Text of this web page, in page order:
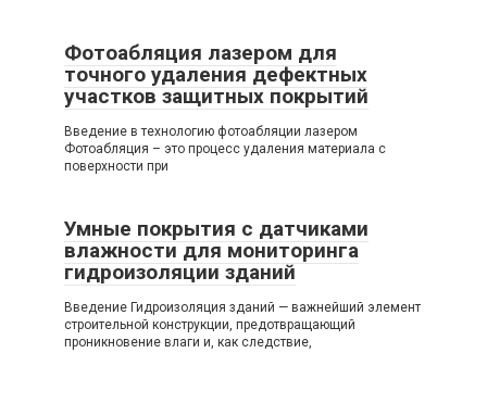
Фотоабляция лазером для
точного удаления дефектных
участков защитных покрытий
Введение в технологию фотоабляции лазером
Фотоабляция – это процесс удаления материала с
поверхности при
Умные покрытия с датчиками
влажности для мониторинга
гидроизоляции зданий
Введение Гидроизоляция зданий — важнейший элемент
строительной конструкции, предотвращающий
проникновение влаги и, как следствие,